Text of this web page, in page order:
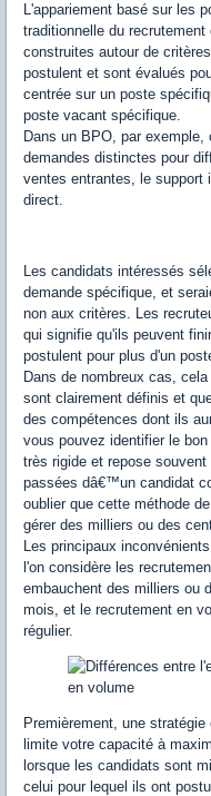
L'appariement basé sur les
traditionnelle du
construites autour de
postulent et sont évalués
centrée sur un poste
poste vacant spécifique.
Dans un BPO, par
demandes distinctes pour
ventes entrantes, le support
direct.
Les candidats intéressés
demande spécifique, et
non aux critères. Les
qui signifie qu'ils peuvent
postulent pour plus d'un
Dans de nombreux cas,
sont clairement définis et
des compétences dont ils
vous pouvez identifier le
très rigide et repose
passées dâ€™un candidat
oublier que cette méthode
gérer des milliers ou des
Les principaux
l'on considère les
embauchent des milliers ou
mois, et le recrutement en
régulier.
Premièrement, une
limite votre capacité à
lorsque les candidats sont
celui pour lequel ils ont